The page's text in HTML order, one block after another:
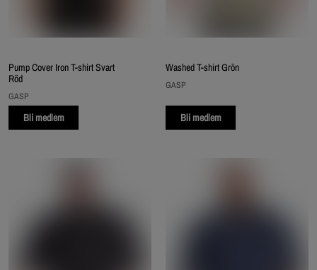
Pump Cover Iron T-shirt Svart
Röd
GASP
Bli medlem
Washed T-shirt Grön
GASP
Bli medlem